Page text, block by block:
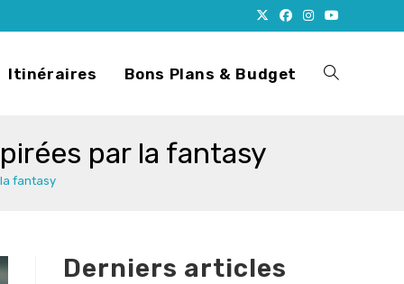
Itinéraires Bons Plans & Budget Toggle
par la fantasy
fantasy
Derniers articles